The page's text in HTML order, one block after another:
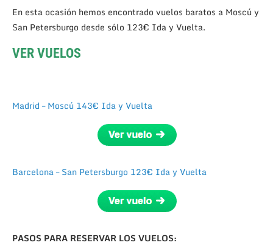
En esta ocasión hemos encontrado vuelos baratos a Moscú y
San Petersburgo desde sólo 123€ Ida y Vuelta.
VER VUELOS
Madrid – Moscú 143€ Ida y Vuelta
Barcelona – San Petersburgo 123€ Ida y Vuelta
PASOS PARA RESERVAR LOS VUELOS: